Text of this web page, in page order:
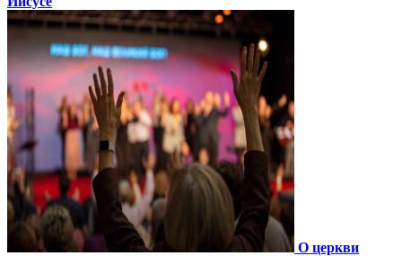
О церкви